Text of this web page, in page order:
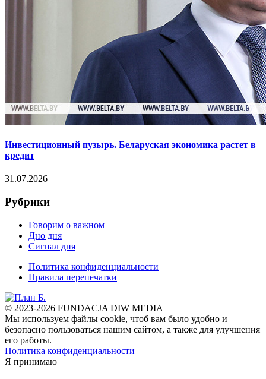
Инвестиционный пузырь. Беларуская экономика растет в
кредит
31.07.2026
Рубрики
Говорим о важном
Дно дня
Сигнал дня
Политика конфиденциальности
Правила перепечатки
© 2023-2026 FUNDACJA DIW MEDIA
Мы используем файлы cookie, чтоб вам было удобно и
безопасно пользоваться нашим сайтом, а также для улучшения
его работы.
Политика конфиденциальности
Я принимаю